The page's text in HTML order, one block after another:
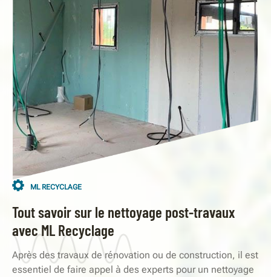
ML RECYCLAGE
Tout savoir sur le nettoyage post-travaux
avec ML Recyclage
Après des travaux de rénovation ou de construction, il est
essentiel de faire appel à des experts pour un nettoyage